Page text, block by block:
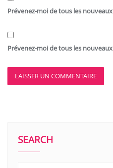
Prévenez-moi de tous les
Prévenez-moi de tous les
SEARCH